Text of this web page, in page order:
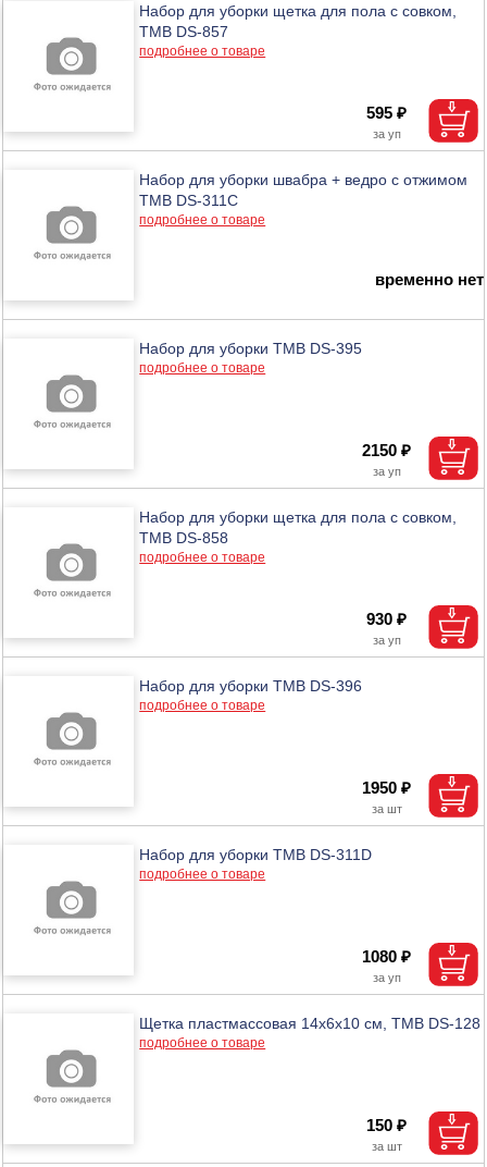
Набор для уборки щетка для пола с совком,
ТМВ DS-857
подробнее о товаре
595 ₽
Набор для уборки швабра + ведро с отжимом
ТМВ DS-311C
подробнее о товаре
временно нет
Набор для уборки ТМВ DS-395
подробнее о товаре
2150 ₽
Набор для уборки щетка для пола с совком,
ТМВ DS-858
подробнее о товаре
930 ₽
Набор для уборки ТМВ DS-396
подробнее о товаре
1950 ₽
Набор для уборки ТМВ DS-311D
подробнее о товаре
1080 ₽
Щетка пластмассовая 14х6х10 см, ТМВ DS-128
подробнее о товаре
150 ₽